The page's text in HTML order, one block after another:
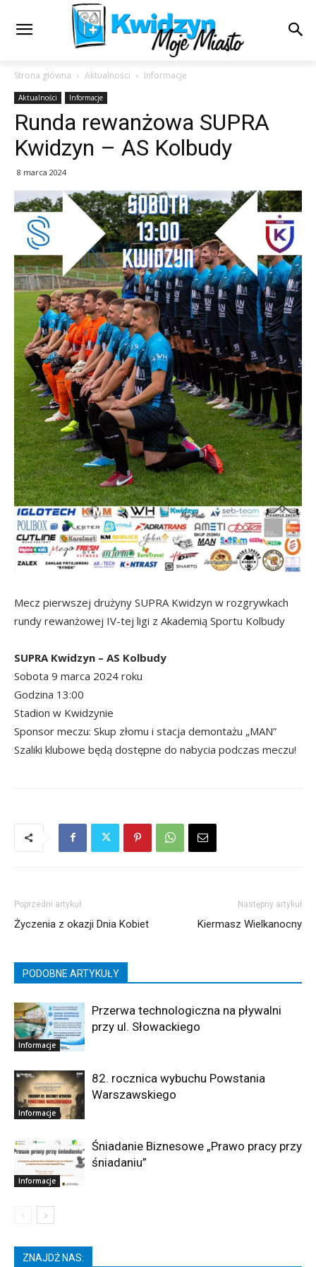
Strona główna Aktualności Informacje
Aktualności Informacje
Runda rewanżowa SUPRA
Kwidzyn – AS Kolbudy
8 marca 2024
Mecz pierwszej drużyny SUPRA Kwidzyn w rozgrywkach
rundy rewanżowej IV-tej ligi z Akademią Sportu Kolbudy
SUPRA Kwidzyn – AS Kolbudy
Sobota 9 marca 2024 roku
Godzina 13:00
Stadion w Kwidzynie
Sponsor meczu: Skup złomu i stacja demontażu „MAN”
Szaliki klubowe będą dostępne do nabycia podczas meczu!
Poprzedni artykuł
Życzenia z okazji Dnia Kobiet
Następny artykuł
Kiermasz Wielkanocny
PODOBNE ARTYKUŁY
Informacje
Przerwa technologiczna na pływalni
przy ul. Słowackiego
Informacje
82. rocznica wybuchu Powstania
Warszawskiego
Informacje
Śniadanie Biznesowe „Prawo pracy przy
śniadaniu”
ZNAJDŹ NAS: